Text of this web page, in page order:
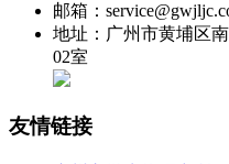
邮箱：
地址：广州市黄埔区
02室
友情链接